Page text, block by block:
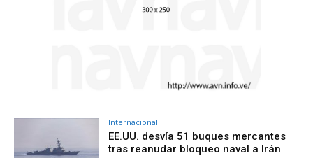
Internacional
EE.UU. desvía 51 buques mercantes
tras reanudar bloqueo naval a Irán